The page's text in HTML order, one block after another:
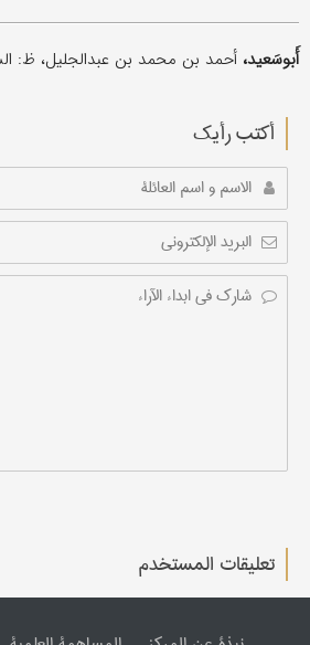
أَبوسَعید، أحمد بن محمد بن عبدالجلیل، ظ:
أکتب رأیك
تعليقات المستخدم